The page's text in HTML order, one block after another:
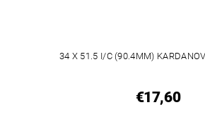
34 X 51.5 I/C (90.4MM)
€17,60